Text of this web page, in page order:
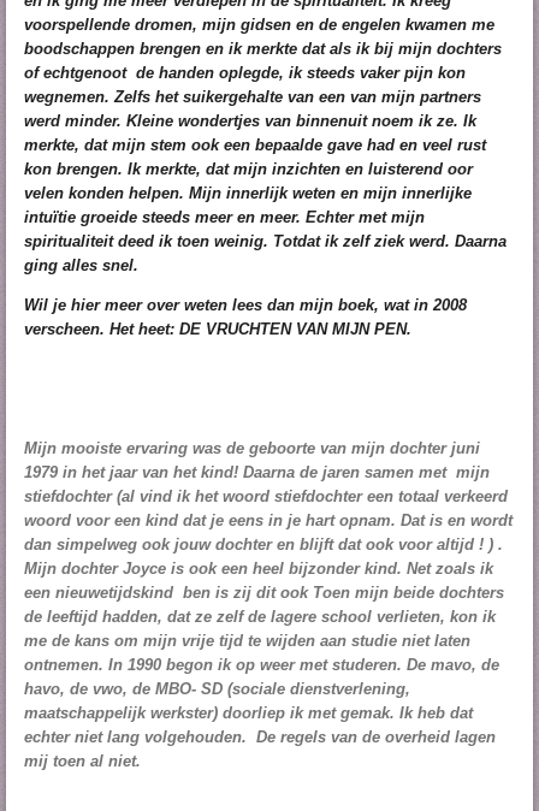
voorspellende dromen, mijn gidsen en de engelen kwamen me
boodschappen brengen en ik merkte dat als ik bij mijn dochters
of echtgenoot de handen oplegde, ik steeds vaker pijn kon
wegnemen. Zelfs het suikergehalte van een van mijn partners
werd minder. Kleine wondertjes van binnenuit noem ik ze. Ik
merkte, dat mijn stem ook een bepaalde gave had en veel rust
kon brengen. Ik merkte, dat mijn inzichten en luisterend oor
velen konden helpen. Mijn innerlijk weten en mijn innerlijke
intuïtie groeide steeds meer en meer. Echter met mijn
spiritualiteit deed ik toen weinig. Totdat ik zelf ziek werd. Daarna
ging alles snel.
Wil je hier meer over weten lees dan mijn boek, wat in 2008
verscheen. Het heet: DE VRUCHTEN VAN MIJN PEN.
Mijn mooiste ervaring was de geboorte van mijn dochter juni
1979 in het jaar van het kind! Daarna de jaren samen met mijn
stiefdochter (al vind ik het woord stiefdochter een totaal verkeerd
woord voor een kind dat je eens in je hart opnam. Dat is en wordt
dan simpelweg ook jouw dochter en blijft dat ook voor altijd ! ) .
Mijn dochter Joyce is ook een heel bijzonder kind. Net zoals ik
een nieuwetijdskind ben is zij dit ook Toen mijn beide dochters
de leeftijd hadden, dat ze zelf de lagere school verlieten, kon ik
me de kans om mijn vrije tijd te wijden aan studie niet laten
ontnemen. In 1990 begon ik op weer met studeren. De mavo, de
havo, de vwo, de MBO- SD (sociale dienstverlening,
maatschappelijk werkster) doorliep ik met gemak. Ik heb dat
echter niet lang volgehouden. De regels van de overheid lagen
mij toen al niet.